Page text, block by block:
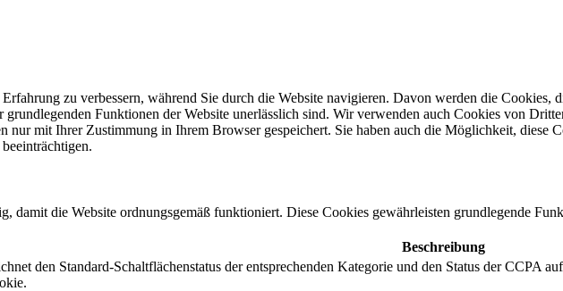
zu verbessern, während Sie durch die Website navigieren. Davon werden die
grundlegenden Funktionen der Website unerlässlich sind. Wir verwenden auch Cookies von
nur mit Ihrer Zustimmung in Ihrem Browser gespeichert. Sie haben auch die Möglichkeit, diese
damit die Website ordnungsgemäß funktioniert. Diese Cookies gewährleisten grundlegende
Beschreibung
den Standard-Schaltflächenstatus der entsprechenden Kategorie und den Status der CCPA